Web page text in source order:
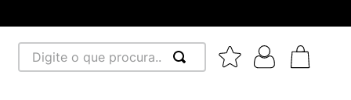
Digite o que procura...